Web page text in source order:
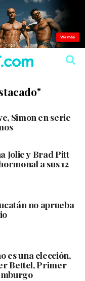
Simon en serie
Jolie y Brad Pitt
a sus 12
no aprueba
es una elección,
Bettel, Primer